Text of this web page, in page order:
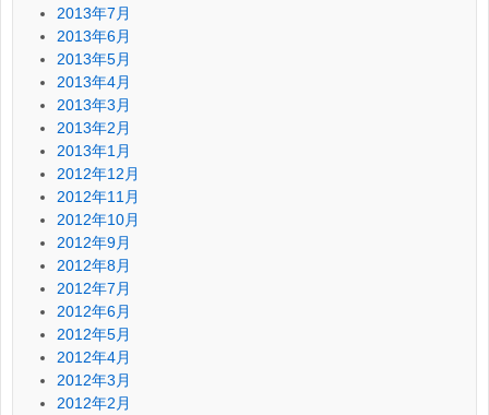
2013年7月
2013年6月
2013年5月
2013年4月
2013年3月
2013年2月
2013年1月
2012年12月
2012年11月
2012年10月
2012年9月
2012年8月
2012年7月
2012年6月
2012年5月
2012年4月
2012年3月
2012年2月